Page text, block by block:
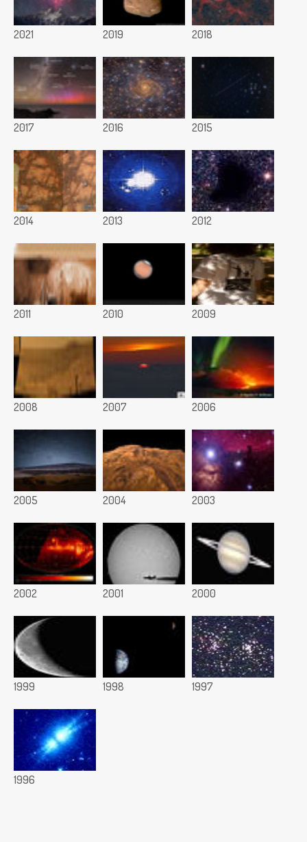
2021 2019 2018
2017 2016 2015
2014 2013 2012
2011 2010 2009
2008 2007 2006
2005 2004 2003
2002 2001 2000
1999 1998 1997
1996